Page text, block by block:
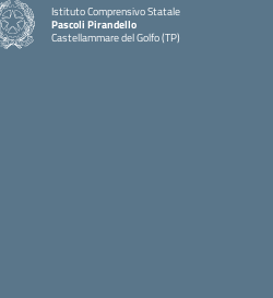
Istituto Comprensivo Statale
Pascoli Pirandello
Castellammare del Golfo (TP)